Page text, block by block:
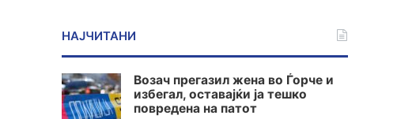
НАЈЧИТАНИ
Возач прегазил жена во Ѓорче и
избегал, оставајќи ја тешко
повредена на патот